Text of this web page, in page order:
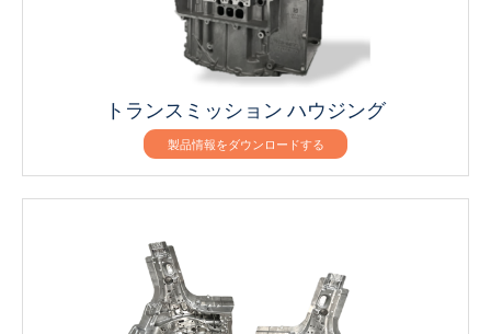
トランスミッション ハウジング
製品情報をダウンロードする